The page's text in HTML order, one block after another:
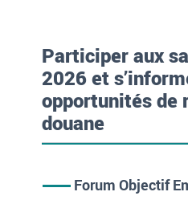
Participer aux
2026 et
opportunités de
douane
Forum Objectif